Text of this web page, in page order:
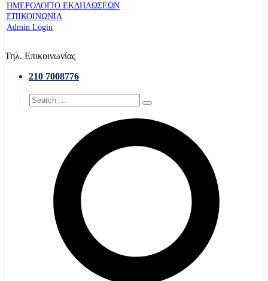
ΗΜΕΡΟΛΟΓΙΟ ΕΚΔΗΛΩΣΕΩΝ
ΕΠΙΚΟΙΝΩΝΙΑ
Admin Login
Τηλ. Επικοινωνίας
210 7008776